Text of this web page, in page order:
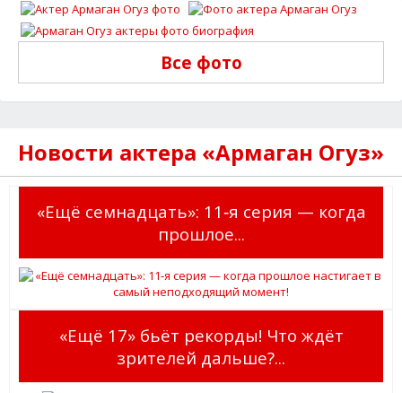
Все фото
Новости актера «Армаган Огуз»
«Ещё семнадцать»: 11‑я серия — когда
прошлое...
«Ещё 17» бьёт рекорды! Что ждёт
зрителей дальше?...